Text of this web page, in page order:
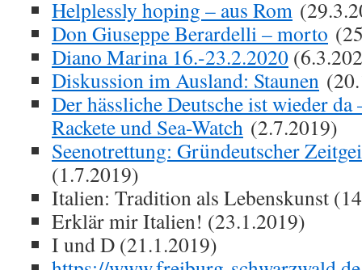
Helplessly hoping – aus Rom
Don Giuseppe Berardelli – morto
Diano Marina 16.-23.2.2020
Diskussion im Ausland: Staunen
Der hässliche Deutsche ist wieder
Rackete und Sea-Watch (2.7.2019)
Seenotrettung: Gründeutscher
(1.7.2019)
Italien: Tradition als Lebenskunst
Erklär mir Italien! (23.1.2019)
I und D (21.1.2019)